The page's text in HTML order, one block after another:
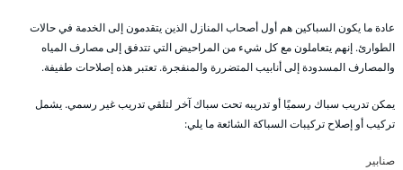
عادة ما يكون السباكين هم أول أصحاب المنازل الذين يتقدمون إلى الخدمة في حالات
الطوارئ. إنهم يتعاملون مع كل شيء من المراحيض التي تتدفق إلى مصارف المياه
والمصارف المسدودة إلى أنابيب المتضررة والمنفجرة. تعتبر هذه إصلاحات طفيفة.
يمكن تدريب سباك رسميًا أو تدريبه تحت سباك آخر لتلقي تدريب غير رسمي. يشمل
تركيب أو إصلاح تركيبات السباكة الشائعة ما يلي:
صنابير